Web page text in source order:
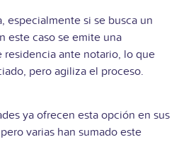
especialmente si se busca un
este caso se emite una
residencia ante notario, lo que
pero agiliza el proceso.
ya ofrecen esta opción en sus
varias han sumado este